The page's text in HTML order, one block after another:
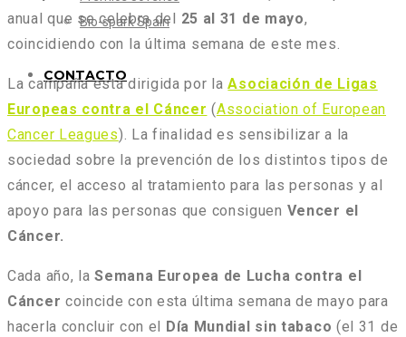
Bio-spark Spain
CONTACTO
anual que se celebra del 25 al 31 de mayo,
coincidiendo con la última semana de este mes.
La campaña está dirigida por laAsociación de Ligas
Europeas contra el Cáncer (Association of European
Cancer Leagues). La finalidad es sensibilizar a la
sociedad sobre la prevención de los distintos tipos de
cáncer, el acceso al tratamiento para las personas y al
apoyo para las personas que consiguen Vencer el
Cáncer.
Cada año, laSemana Europea de Lucha contra el
Cáncer coincide con esta última semana de mayo para
hacerla concluir con el
Día Mundial sin tabaco (el 31 de